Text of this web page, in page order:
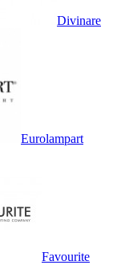
Divinare
Eurolampart
Favourite